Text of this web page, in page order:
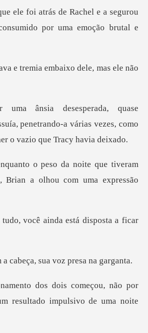
Rachel e a segurou
e tremia embaixo del
penetrando-a várias vezes, como
ite que tiveram
Br
, você ainda está dis
a cabeça, sua voz
meçou, não por
resu